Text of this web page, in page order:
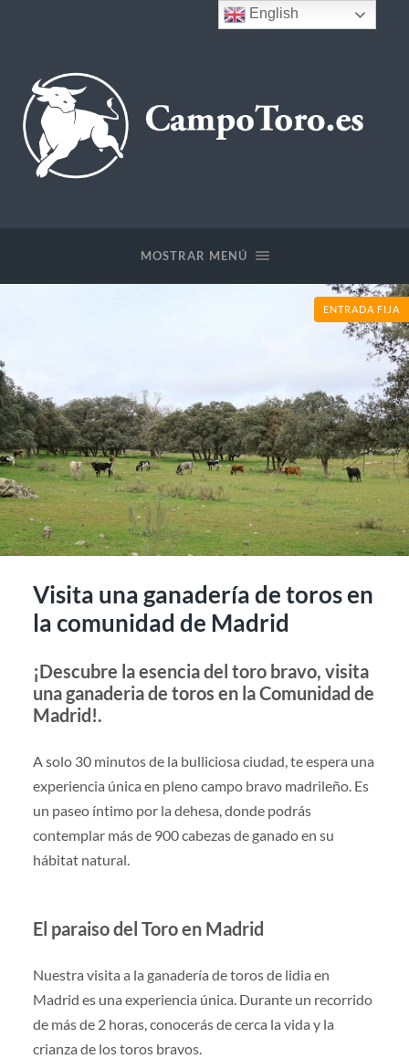
MOSTRAR MENÚ
ENTRADA FIJA
Visita una ganadería de toros en
la comunidad de Madrid
¡Descubre la esencia del toro bravo, visita
una ganaderia de toros en la Comunidad de
Madrid!.
A solo 30 minutos de la bulliciosa ciudad, te espera una
experiencia única en pleno campo bravo madrileño. Es
un paseo íntimo por la dehesa, donde podrás
contemplar más de 900 cabezas de ganado en su
hábitat natural.
El paraiso del Toro en Madrid
Nuestra visita a la ganadería de toros de lidia en
Madrid es una experiencia única. Durante un recorrido
de más de 2 horas, conocerás de cerca la vida y la
crianza de los toros bravos.
English